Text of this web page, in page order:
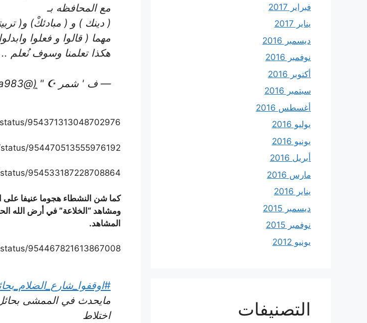
مع المحافظه بـ
( دينك ) و ( مبادئكْ) و(
مهما ( قالوا و فعلوا
هكذا تعلمنا وسوف نُعلم ..
— ف ' شمر ☪︎ "̯ (@iiya983)
954371313048702976
954470513555976192
954533187228708864
كما شن النشطاء هجوما عنيفا
ومشاهد “الخلاعة” في أرض الله
المشاهد.
954467821613867008
مايحدث في الممشى بحائل
اختلاط
فبراير 2017
يناير 2017
ديسمبر 2016
نوفمبر 2016
أكتوبر 2016
سبتمبر 2016
أغسطس 2016
يوليو 2016
يونيو 2016
أبريل 2016
مارس 2016
يناير 2016
ديسمبر 2015
نوفمبر 2015
يونيو 2012
التصنيفات